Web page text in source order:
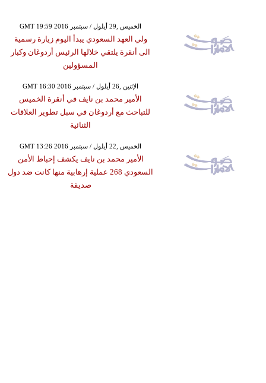
GMT 19:59 2016 الخميس ,29 أيلول / سبتمبر
ولي العهد السعودي يبدأ اليوم زيارة رسمية
الى أنقرة يلتقي خلالها الرئيس أردوغان وكبار
المسؤولين
GMT 16:30 2016 الإثنين ,26 أيلول / سبتمبر
الأمير محمد بن نايف في أنقرة الخميس
للتباحث مع أردوغان في سبل تطوير العلاقات
الثنائية
GMT 13:26 2016 الخميس ,22 أيلول / سبتمبر
الأمير محمد بن نايف يكشف إحباط الأمن
السعودي 268 عملية إرهابية منها كانت ضد دول
صديقة